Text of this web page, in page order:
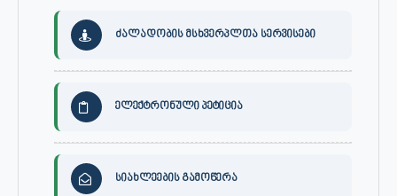
ძალადობის მსხვერპლთა სერვისები
ელექტრონული პეტიცია
სიახლეების გამოწერა